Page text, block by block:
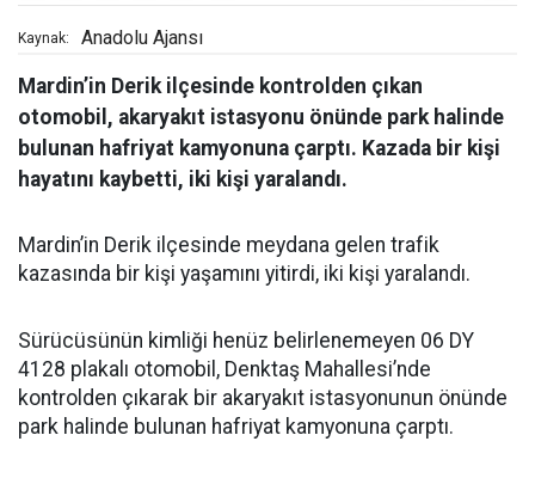
Kaynak: Anadolu Ajansı
Mardin’in Derik ilçesinde kontrolden çıkan
otomobil, akaryakıt istasyonu önünde park halinde
bulunan hafriyat kamyonuna çarptı. Kazada bir kişi
hayatını kaybetti, iki kişi yaralandı.
Mardin’in Derik ilçesinde meydana gelen trafik
kazasında bir kişi yaşamını yitirdi, iki kişi yaralandı.
Sürücüsünün kimliği henüz belirlenemeyen 06 DY
4128 plakalı otomobil, Denktaş Mahallesi’nde
kontrolden çıkarak bir akaryakıt istasyonunun önünde
park halinde bulunan hafriyat kamyonuna çarptı.